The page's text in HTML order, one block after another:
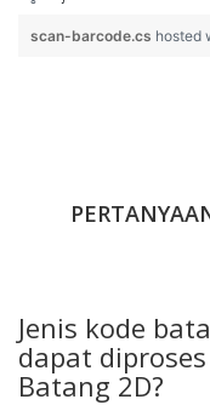
scan-barcode.cs hosted
Jenis kode
dapat
Batang 2D?